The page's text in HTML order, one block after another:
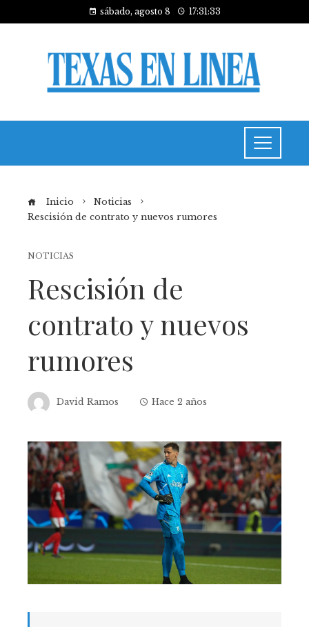
sábado, agosto 8 17:31:34
Inicio
Noticias
Rescisión de contrato y nuevos rumores
NOTICIAS
Rescisión de
contrato y nuevos
rumores
David Ramos Hace 2 años